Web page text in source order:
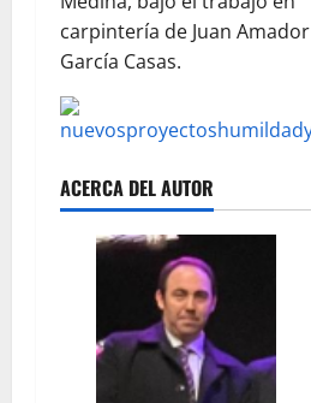
carpintería de Juan Amador
García Casas.
ACERCA DEL AUTOR